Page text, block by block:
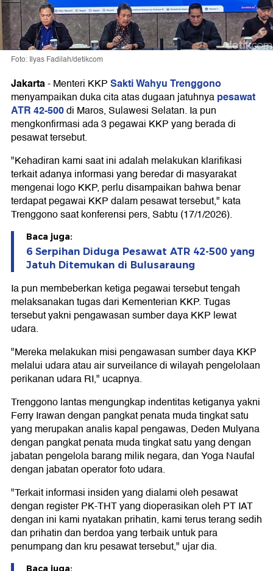
Foto: Ilyas Fadilah/detikcom
Jakarta-Menteri KKPSakti Wahyu Trenggono
menyampaikan duka cita atas dugaan jatuhnyapesawat
ATR 42-500di Maros, Sulawesi Selatan. Ia pun
mengkonfirmasi ada 3 pegawai KKP yang berada di
pesawat tersebut.
"Kehadiran kami saat ini adalah melakukan klarifikasi
terkait adanya informasi yang beredar di masyarakat
mengenai logo KKP, perlu disampaikan bahwa benar
terdapat pegawai KKP dalam pesawat tersebut," kata
Trenggono saat konferensi pers, Sabtu (17/1/2026).
Baca juga:
6 Serpihan Diduga Pesawat ATR 42-500 yang
Jatuh Ditemukan di Bulusaraung
Ia pun membeberkan ketiga pegawai tersebut tengah
melaksanakan tugas dari Kementerian KKP. Tugas
tersebut yakni pengawasan sumber daya KKP lewat
udara.
"Mereka melakukan misi pengawasan sumber daya KKP
melalui udara atau air surveilance di wilayah pengelolaan
perikanan udara RI," ucapnya.
Trenggono lantas mengungkap indentitas ketiganya yakni
Ferry Irawan dengan pangkat penata muda tingkat satu
yang merupakan analis kapal pengawas, Deden Mulyana
dengan pangkat penata muda tingkat satu yang dengan
jabatan pengelola barang milik negara, dan Yoga Naufal
dengan jabatan operator foto udara.
"Terkait informasi insiden yang dialami oleh pesawat
dengan register PK-THT yang dioperasikan oleh PT IAT
dengan ini kami nyatakan prihatin, kami terus terang sedih
dan prihatin dan berdoa yang terbaik untuk para
penumpang dan kru pesawat tersebut," ujar dia.
Baca juga: